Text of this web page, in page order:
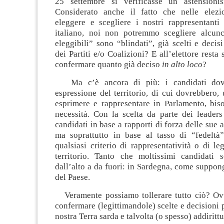
Considerato anche il fatto che nelle
eleggere e scegliere i nostri rappresentanti
italiano, noi non potremmo scegliere
eleggibili” sono “blindati”, già scelti e
dei Partiti e/o Coalizioni? E all’elettore resta
confermare quanto già deciso in alto loco?
Ma c’è ancora di più: i candidati
espressione del territorio, di cui dovrebbero,
esprimere e rappresentare in Parlamento,
necessità. Con la scelta da parte dei
candidati in base a rapporti di forza delle sue
ma soprattutto in base al tasso di
qualsiasi criterio di rappresentatività o di
territorio. Tanto che moltissimi candidati
dall’alto a da fuori: in Sardegna, come
del Paese.
Veramente possiamo tollerare tutto ciò?
confermare (legittimandole) scelte e decisioni
nostra Terra sarda e talvolta (o spesso)